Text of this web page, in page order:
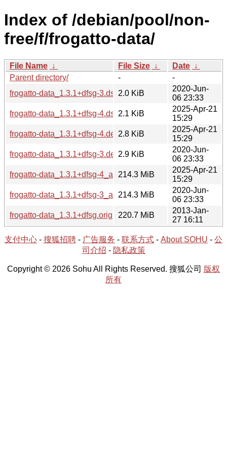
Index of /debian/pool/non-
free/f/frogatto-data/
File Name ↓ File Size ↓ Date ↓
Parent directory/
-
-
frogatto-data_1.3.1+dfsg-3.dsc 2.0 KiB
2020-Jun-
06 23:33
frogatto-data_1.3.1+dfsg-4.dsc 2.1 KiB
2025-Apr-21
15:29
frogatto-data_1.3.1+dfsg-4.debian.tar.xz
2.8 KiB
2025-Apr-21
15:29
frogatto-data_1.3.1+dfsg-3.debian.tar.xz
2.9 KiB
2020-Jun-
06 23:33
frogatto-data_1.3.1+dfsg-4_all.deb214.3 MiB
2025-Apr-21
15:29
frogatto-data_1.3.1+dfsg-3_all.deb214.3 MiB
2020-Jun-
06 23:33
frogatto-data_1.3.1+dfsg.orig.tar.gz220.7 MiB
2013-Jan-
27 16:11
支付中心 - 搜狐招聘 - 广告服务 - 联系方式 - About SOHU - 公
司介绍 - 隐私政策
Copyright © 2026 Sohu All Rights Reserved. 搜狐公司 版权
所有